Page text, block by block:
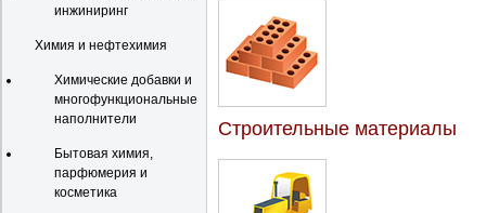
инжиниринг
Химия и нефтехимия
Химические добавки и
многофункциональные
наполнители
Бытовая химия,
парфюмерия и
косметика
Строительные материалы